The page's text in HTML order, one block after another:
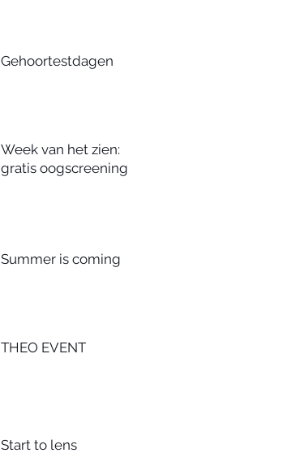
Gehoortestdagen
Week van het zien:
gratis oogscreening!
Summer is coming
THEO EVENT
Start to lens